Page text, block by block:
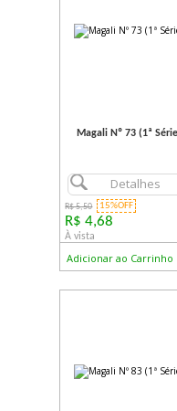
Magali Nº 73 (1ª
Detalhes
R$ 5,50 15%OFF
R$ 4,68
À vista
Adicionar ao Carrinho